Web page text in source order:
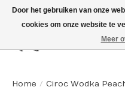
Home / Ciroc Wodka
Door het gebruiken van onze
cookies om onze website te
Meer